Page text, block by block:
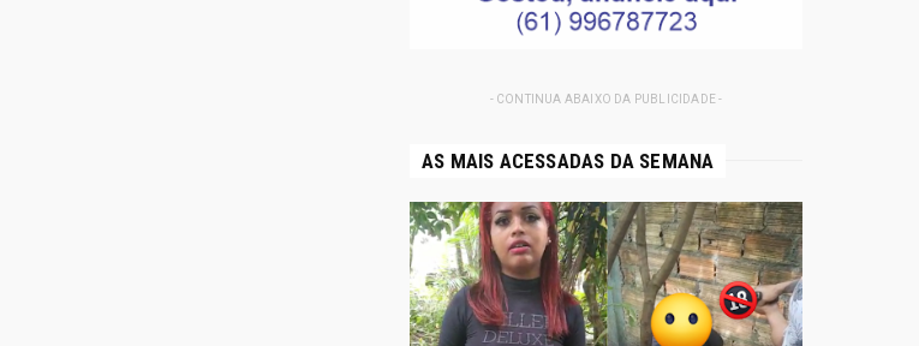
- CONTINUA ABAIXO DA PUBLICIDADE -
AS MAIS ACESSADAS DA SEMANA